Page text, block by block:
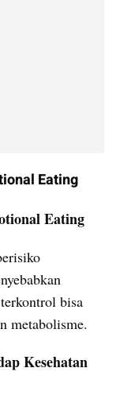
Eating
Eating
bisa
metabolisme.
Kesehatan